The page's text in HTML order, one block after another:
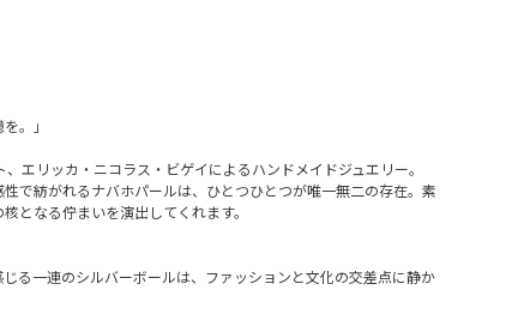
。」
エリッカ・ニコラス・ビゲイによるハンドメイドジュエリー。
で紡がれるナバホパールは、ひとつひとつが唯一無二の存在。素
となる佇まいを演出してくれます。
る一連のシルバーボールは、ファッションと文化の交差点に静か